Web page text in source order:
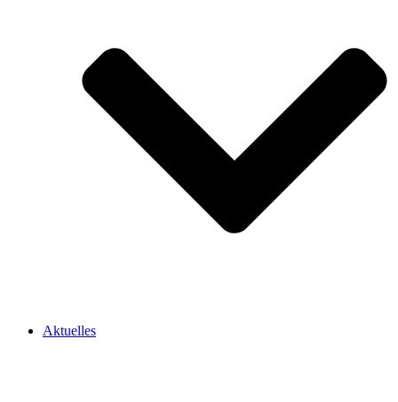
Aktuelles